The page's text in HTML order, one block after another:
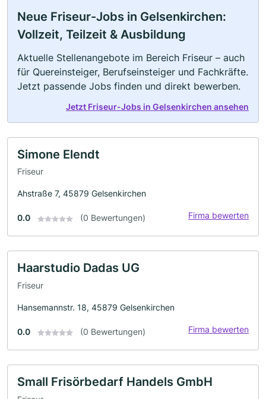
Neue Friseur-Jobs in Gelsenkirchen:
Vollzeit, Teilzeit & Ausbildung
Aktuelle Stellenangebote im Bereich Friseur – auch
für Quereinsteiger, Berufseinsteiger und Fachkräfte.
Jetzt passende Jobs finden und direkt bewerben.
Jetzt Friseur-Jobs in Gelsenkirchen ansehen
Simone Elendt
Friseur
Ahstraße 7, 45879 Gelsenkirchen
0.0 (0 Bewertungen) Firma bewerten
Haarstudio Dadas UG
Friseur
Hansemannstr. 18, 45879 Gelsenkirchen
0.0 (0 Bewertungen) Firma bewerten
Small Frisörbedarf Handels GmbH